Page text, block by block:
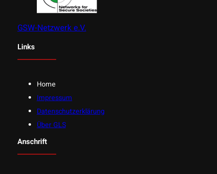
GSW-Netzwerk e.V.
Links
Home
Impressum
Datenschutzerklärung
Über GLS
Anschrift